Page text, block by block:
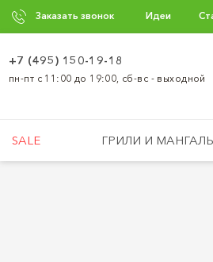
Заказать звонок Идеи
+7 (495) 150-19-18
пн-пт с 11:00 до 19:00, сб-вс - выходной
SALE ГРИЛИ И